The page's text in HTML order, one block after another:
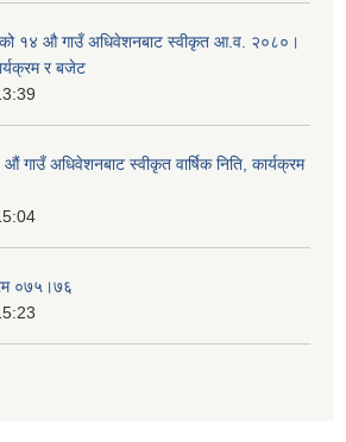
१४ औ गाउँ अधिवेशनबाट स्वीकृत आ.व. २०८०।
र बजेट
अधिवेशनबाट स्वीकृत वार्षिक निति, कार्यक्रम
०७५।७६